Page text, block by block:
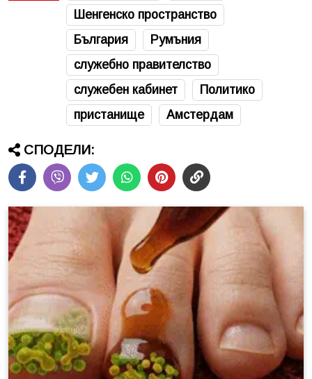
Шенгенско пространство
България
Румъния
служебно правителство
служебен кабинет
Политико
пристанище
Амстердам
СПОДЕЛИ: